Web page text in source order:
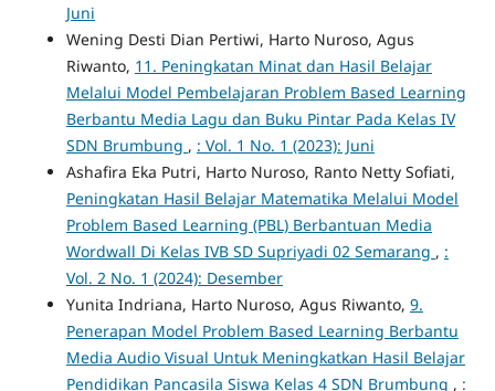
Juni
Wening Desti Dian Pertiwi, Harto Nuroso, Agus
Riwanto, 11. Peningkatan Minat dan Hasil Belajar
Melalui Model Pembelajaran Problem Based Learning
Berbantu Media Lagu dan Buku Pintar Pada Kelas IV
SDN Brumbung , : Vol. 1 No. 1 (2023): Juni
Ashafira Eka Putri, Harto Nuroso, Ranto Netty Sofiati,
Peningkatan Hasil Belajar Matematika Melalui Model
Problem Based Learning (PBL) Berbantuan Media
Wordwall Di Kelas IVB SD Supriyadi 02 Semarang , :
Vol. 2 No. 1 (2024): Desember
Yunita Indriana, Harto Nuroso, Agus Riwanto, 9.
Penerapan Model Problem Based Learning Berbantu
Media Audio Visual Untuk Meningkatkan Hasil Belajar
Pendidikan Pancasila Siswa Kelas 4 SDN Brumbung , :